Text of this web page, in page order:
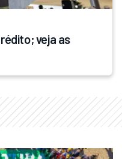
veja as